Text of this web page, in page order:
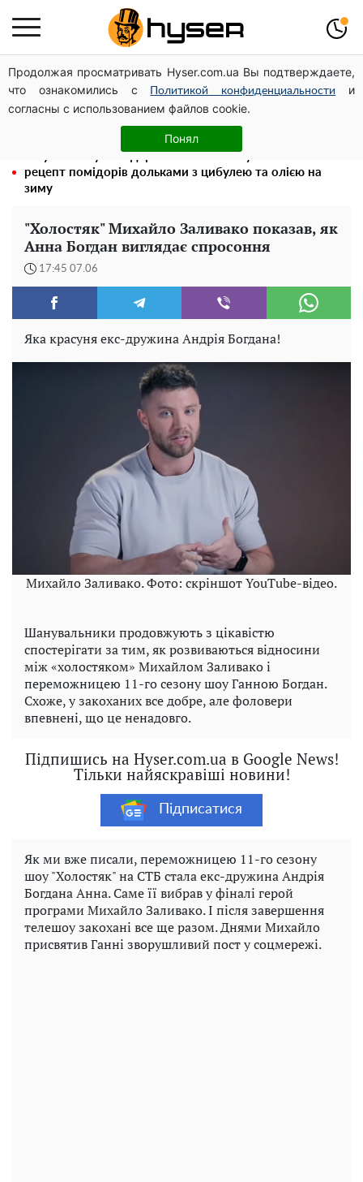
Продолжая просматривать Hyser.com.ua Вы подтверждаете,
что ознакомились с
Политикой конфиденциальности
и
согласны с использованием файлов cookie.
Понял
Посол ОБСЄ вдруге відвідав місце російського удару
по житловому будинку на Подолі
Гола Олена Тополя у цікавих позах змусила відвисати
щелепи: злив відео – було лише початком
рецепт помідорів дольками з цибулею та олією на
зиму
"Холостяк" Михайло Заливако показав, як
Анна Богдан виглядає спросоння
17:45 07.06
Яка красуня екс-дружина Андрія Богдана!
Михайло Заливако. Фото: скріншот YouTube-відео.
Шанувальники продовжують з цікавістю
спостерігати за тим, як розвиваються відносини
між «холостяком» Михайлом Заливако і
переможницею 11-го сезону шоу Ганною Богдан.
Схоже, у закоханих все добре, але фоловери
впевнені, що це ненадовго.
Підпишись на Hyser.com.ua в Google News!
Тільки найяскравіші новини!
Підписатися
Як ми вже писали, переможницею 11-го сезону
шоу "Холостяк" на СТБ стала екс-дружина Андрія
Богдана Анна. Саме її вибрав у фіналі герой
програми Михайло Заливако. І після завершення
телешоу закохані все ще разом. Днями Михайло
присвятив Ганні зворушливий пост у соцмережі.